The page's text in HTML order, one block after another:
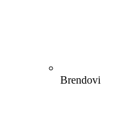
Brendovi